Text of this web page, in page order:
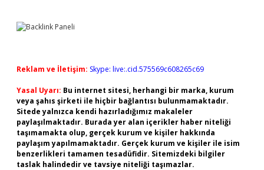
Reklam ve İletişim: Skype: live:.cid.575569c608265c69
Yasal Uyarı: Bu internet sitesi, herhangi bir marka, kurum
veya şahıs şirketi ile hiçbir bağlantısı bulunmamaktadır.
Sitede yalnızca kendi hazırladığımız makaleler
paylaşılmaktadır. Burada yer alan içerikler haber niteliği
taşımamakta olup, gerçek kurum ve kişiler hakkında
paylaşım yapılmamaktadır. Gerçek kurum ve kişiler ile isim
benzerlikleri tamamen tesadüfidir. Sitemizdeki bilgiler
taslak halindedir ve tavsiye niteliği taşımazlar.